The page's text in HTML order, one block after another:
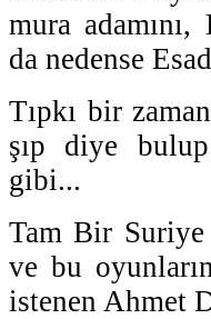
mura
da nedense
Tıpkı bir
şıp diye
gibi...
Tam Bir
ve bu
istenen Ahmet